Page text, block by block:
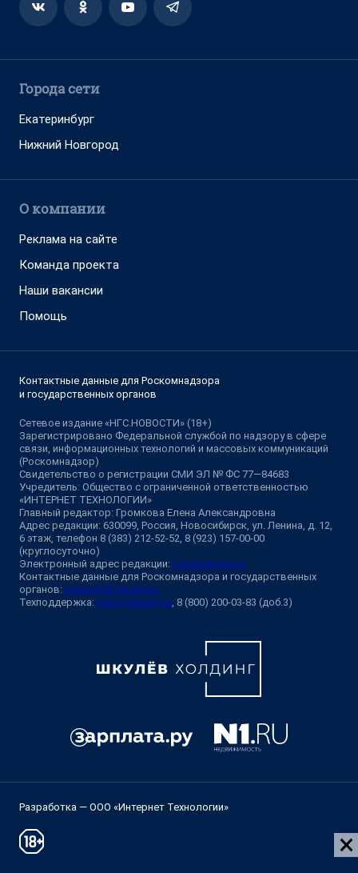
Города сети
Екатеринбург
Нижний Новгород
О компании
Реклама на сайте
Команда проекта
Наши вакансии
Помощь
Контактные данные для Роскомнадзора
и государственных органов
Сетевое издание «НГС.НОВОСТИ» (18+)
Зарегистрировано Федеральной службой по надзору в сфере
связи, информационных технологий и массовых коммуникаций
(Роскомнадзор)
Свидетельство о регистрации СМИ ЭЛ № ФС 77—84683
Учредитель: Общество с ограниченной ответственностью
«ИНТЕРНЕТ ТЕХНОЛОГИИ»
Главный редактор: Громкова Елена Александровна
Адрес редакции: 630099, Россия, Новосибирск, ул. Ленина, д. 12,
6 этаж, телефон 8 (383) 212-52-52, 8 (923) 157-00-00
(круглосуточно)
Электронный адрес редакции: ngs@shkulev.ru
Контактные данные для Роскомнадзора и государственных
органов: juristnsk@shkulev.ru
Техподдержка: help@shkulev.ru , 8 (800) 200-03-83 (доб.3)
Разработка — ООО «Интернет Технологии»